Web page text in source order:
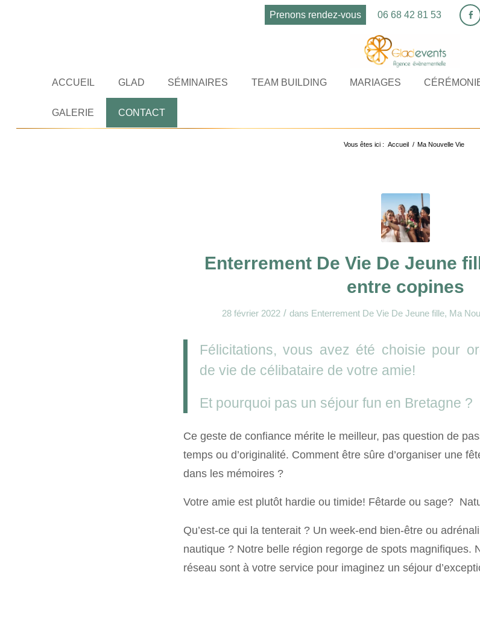
Prenons rendez-vous 06 68 42 81 53
ACCUEIL GLAD SÉMINAIRES TEAM BUILDING MARIAGES
GALERIE CONTACT
Archive pour : Ma
Vous êtes ici : Accueil / Ma Nouvelle Vie
Enterrement De Vie De Jeune
entre copines
28 février 2022 / dans Enterrement De Vie De Jeune fille, Ma
Félicitations, vous avez été choisie pour
de vie de célibataire de votre amie!
Et pourquoi pas un séjour fun en Bretagne ?
Ce geste de confiance mérite le meilleur, pas question de
temps ou d’originalité. Comment être sûre d’organiser une
dans les mémoires ?
Votre amie est plutôt hardie ou timide! Fêtarde ou sage?
Qu’est-ce qui la tenterait ? Un week-end bien-être ou
nautique ? Notre belle région regorge de spots magnifiques.
réseau sont à votre service pour imaginez un séjour